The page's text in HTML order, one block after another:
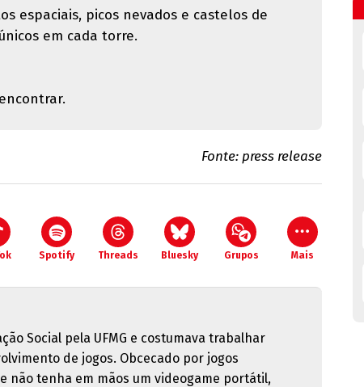
espaciais, picos nevados e castelos de
em cada torre.
Fonte: press release
Spotify Threads Bluesky Grupos Mais
Social pela UFMG e costumava trabalhar
de jogos. Obcecado por jogos
não tenha em mãos um videogame portátil,